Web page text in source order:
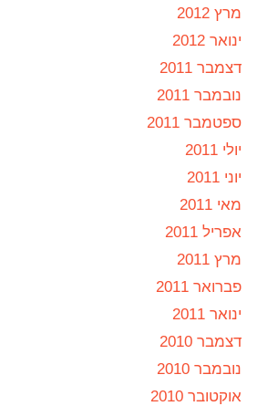
מרץ 2012
ינואר 2012
דצמבר 2011
נובמבר 2011
ספטמבר 2011
יולי 2011
יוני 2011
מאי 2011
אפריל 2011
מרץ 2011
פברואר 2011
ינואר 2011
דצמבר 2010
נובמבר 2010
אוקטובר 2010